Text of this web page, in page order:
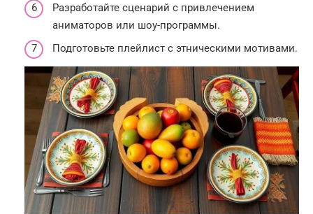
Разработайте сценарий с привлечением
аниматоров или шоу-программы.
Подготовьте плейлист с этническими мотивами.